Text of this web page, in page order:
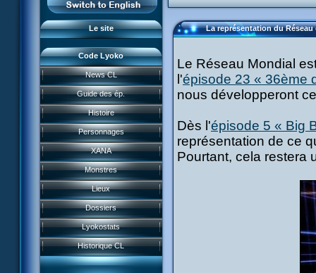
Le site
Professionnels
Code Lyoko
News CL
Guide des ép.
Histoire
Personnages
XANA
Monstres
Lieux
Dossiers
Lyokostats
Historique CL
News CL
Guide des ép.
Histoire
Personnages
Acteurs
XANA
Monstres
Lieux
Dossiers
Lyokostats
Garage Kids
Bande dessinée
CL Chronicles
Évènements CL
Musiques
Vidéos
Renders & images HD
Jeu FR3
La représentation du Réseau
Le Réseau Mondial
l'épisode 23 « 36ème
nous développeront
Dès l'épisode 5 « Big
représentation de ce
Pourtant, cela restera